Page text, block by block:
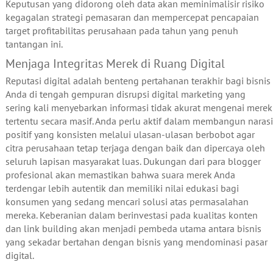
Keputusan yang didorong oleh data akan meminimalisir risiko
kegagalan strategi pemasaran dan mempercepat pencapaian
target profitabilitas perusahaan pada tahun yang penuh
tantangan ini.
Menjaga Integritas Merek di Ruang Digital
Reputasi digital adalah benteng pertahanan terakhir bagi bisnis
Anda di tengah gempuran disrupsi digital marketing yang
sering kali menyebarkan informasi tidak akurat mengenai merek
tertentu secara masif. Anda perlu aktif dalam membangun narasi
positif yang konsisten melalui ulasan-ulasan berbobot agar
citra perusahaan tetap terjaga dengan baik dan dipercaya oleh
seluruh lapisan masyarakat luas. Dukungan dari para blogger
profesional akan memastikan bahwa suara merek Anda
terdengar lebih autentik dan memiliki nilai edukasi bagi
konsumen yang sedang mencari solusi atas permasalahan
mereka. Keberanian dalam berinvestasi pada kualitas konten
dan link building akan menjadi pembeda utama antara bisnis
yang sekadar bertahan dengan bisnis yang mendominasi pasar
digital.